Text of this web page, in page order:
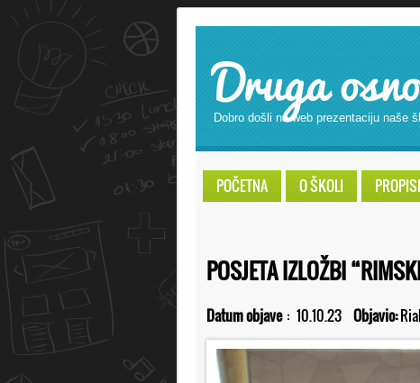
Druga
Dobro došli na web prezentaciju naše
POČETNA O ŠKOLI
POSJETA IZLOŽBI
Datum objave : 10.10.23 Objavio: